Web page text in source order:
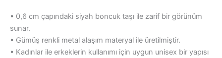
• 0,6 cm çapındaki siyah boncuk taşı ile zarif bir görünüm
sunar.
• Gümüş renkli metal alaşım materyal ile üretilmiştir.
• Kadınlar ile erkeklerin kullanımı için uygun unisex bir yapısı